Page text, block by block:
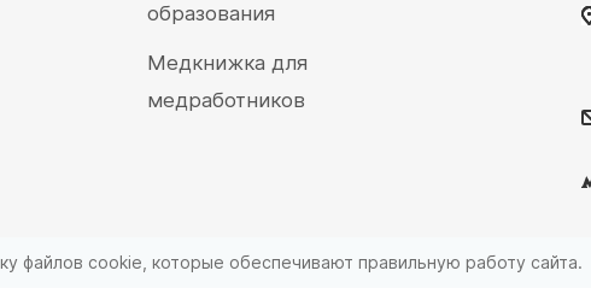
образования
Медкнижка для
медработников
файлов cookie, которые обеспечивают правильную работу сайта.